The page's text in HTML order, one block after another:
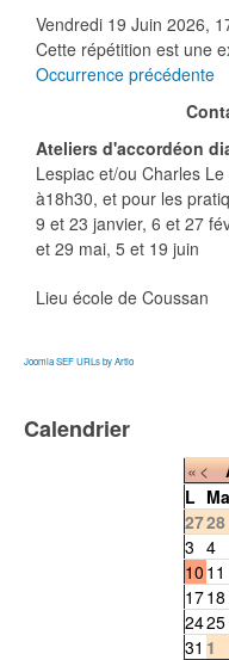
Vendredi 19 Juin 2026,
Cette répétition est une
Occurrence précédente
Ateliers d'accordéon
Lespiac et/ou Charles
à18h30, et pour les
9 et 23 janvier, 6 et 27
et 29 mai, 5 et 19 juin
Lieu école de Coussan
Joomla SEF URLs by Artio
Calendrier
«<
L Ma
2728
3 4
10 11
1718
2425
31 1